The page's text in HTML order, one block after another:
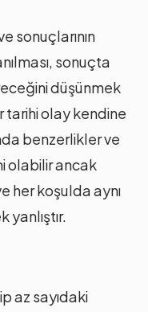
sonuçlarının
sonuçta
düşünmek
tarihi olay kendine
benzerlikler ve
olabilir ancak
her koşulda aynı
yanlıştır.
az sayıdaki